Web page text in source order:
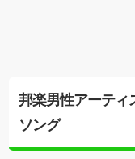
邦楽男性アーティ
ソング